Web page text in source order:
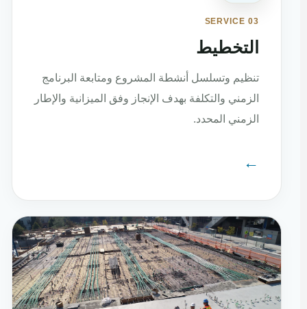
SERVICE 03
التخطيط
تنظيم وتسلسل أنشطة المشروع ومتابعة البرنامج
الزمني والتكلفة بهدف الإنجاز وفق الميزانية والإطار
الزمني المحدد.
←